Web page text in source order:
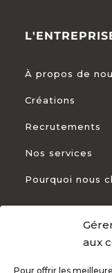
aux
Pour offrir les
À propos de
Créations
Recrutements
Nos services
Pourquoi nous
CONTACT